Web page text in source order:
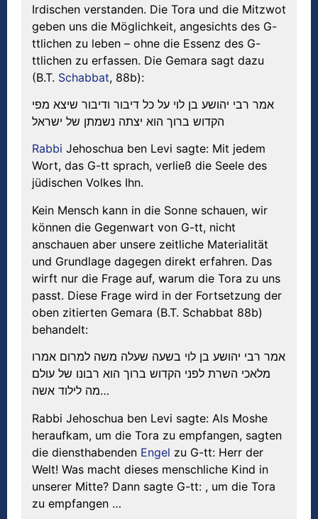
Irdischen verstanden. Die Tora und die Mitzwot
geben uns die Möglichkeit, angesichts des G-
ttlichen zu leben – ohne die Essenz des G-
ttlichen zu erfassen. Die Gemara sagt dazu
(B.T. Schabbat, 88b):
אמר רבי יהושע בן לוי על כל דיבור ודיבור שיצא מפי
הקדוש ברוך הוא יצתה נשמתן של ישראל
Rabbi Jehoschua ben Levi sagte: Mit jedem
Wort, das G-tt sprach, verließ die Seele des
jüdischen Volkes Ihn.
Kein Mensch kann in die Sonne schauen, wir
können die Gegenwart von G-tt, nicht
anschauen aber unsere zeitliche Materialität
und Grundlage dagegen direkt erfahren. Das
wirft nur die Frage auf, warum die Tora zu uns
passt. Diese Frage wird in der Fortsetzung der
oben zitierten Gemara (B.T. Schabbat 88b)
behandelt:
אמר רבי יהושע בן לוי בשעה שעלה משה למרום אמרו
מלאכי השרת לפני הקדוש ברוך הוא רבונו של עולם
מה לילוד אשה…
Rabbi Jehoschua ben Levi sagte: Als Moshe
heraufkam, um die Tora zu empfangen, sagten
die diensthabenden Engel zu G-tt: Herr der
Welt! Was macht dieses menschliche Kind in
unserer Mitte? Dann sagte G-tt: , um die Tora
zu empfangen …